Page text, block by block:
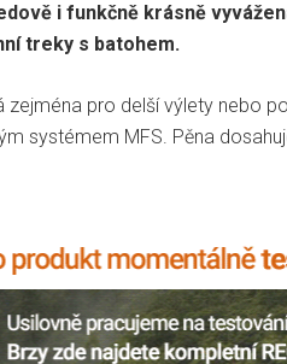
i funkčně krásně
treky s batohem.
zejména pro delší výlety nebo
systémem MFS. Pěna